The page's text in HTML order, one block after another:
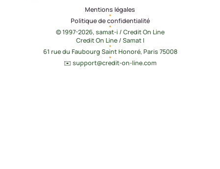
Mentions légales
•
Politique de confidentialité
•
© 1997-2026, samat-i / Credit On Line
Credit On Line / Samat I
•
61 rue du Faubourg Saint Honoré, Paris 75008
•
✉️ support@credit-on-line.com